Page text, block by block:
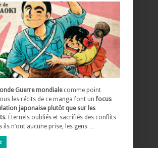
Guerre mondialecomme point
les récits de ce manga font unfocus
japonaise plutôt que sur les
. Éternels oubliés et sacrifiés des conflits
ils n’ont aucune prise, les gens …